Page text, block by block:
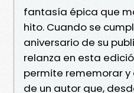
fantasía épica que
hito. Cuando se
aniversario de su
relanza en esta
permite rememorar y
de un autor que,